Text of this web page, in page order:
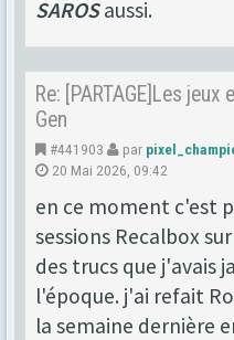
SAROSaussi.
Re: [PARTAGE]Les
Gen
#441903 par
20 Mai 2026, 09:42
en ce moment c'est
sessions Recalbox
des trucs que j'avais
l'époque. j'ai refait
la semaine dernière